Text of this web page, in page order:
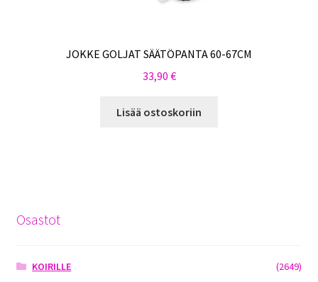
JOKKE GOLJAT SÄÄTÖPANTA 60-67CM
33,90 €
Lisää ostoskoriin
Osastot
KOIRILLE
(2649)